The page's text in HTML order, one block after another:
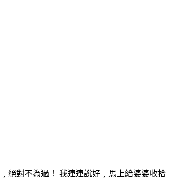
絕對不為過！ 我連連說好﹐馬上給婆婆收拾